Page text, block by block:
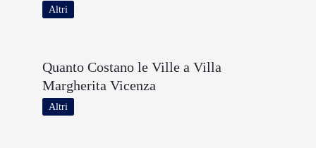
Altri
Quanto Costano le Ville a Villa
Margherita Vicenza
Altri